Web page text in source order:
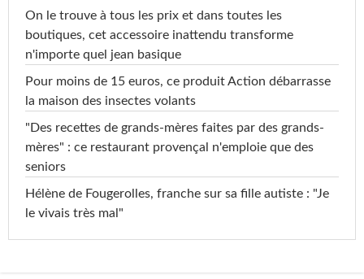
On le trouve à tous les prix et dans toutes les
boutiques, cet accessoire inattendu transforme
n'importe quel jean basique
Pour moins de 15 euros, ce produit Action débarrasse
la maison des insectes volants
"Des recettes de grands-mères faites par des grands-
mères" : ce restaurant provençal n'emploie que des
seniors
Hélène de Fougerolles, franche sur sa fille autiste : "Je
le vivais très mal"